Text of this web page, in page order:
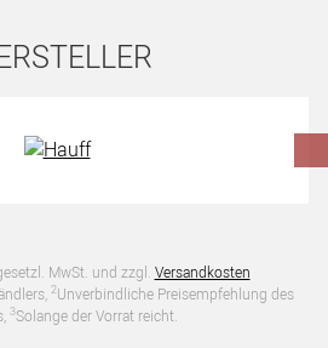
MwSt. und zzgl. Versandkosten
2Unverbindliche Preisempfehlung des
3Solange der Vorrat reicht.